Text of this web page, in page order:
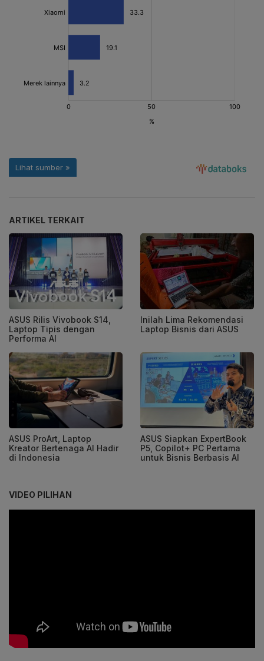
ARTIKEL TERKAIT
ASUS Rilis Vivobook S14,
Laptop Tipis dengan
Performa AI
Inilah Lima Rekomendasi
Laptop Bisnis dari ASUS
ASUS ProArt, Laptop
Kreator Bertenaga AI Hadir
di Indonesia
ASUS Siapkan ExpertBook
P5, Copilot+ PC Pertama
untuk Bisnis Berbasis AI
VIDEO PILIHAN